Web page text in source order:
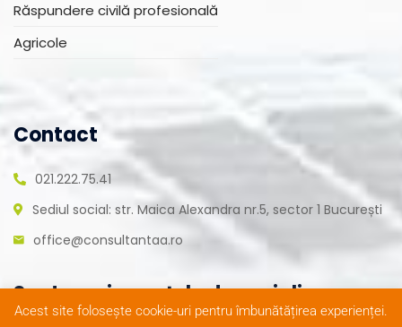
Răspundere civilă profesională
Agricole
Contact
021.222.75.41
Sediul social: str. Maica Alexandra nr.5, sector 1 București
office@consultantaa.ro
Suntem și pe rețele de socializare
Acest site folosește cookie-uri pentru îmbunătățirea experienței.